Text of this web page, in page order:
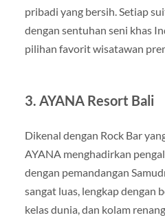
pribadi yang bersih. Setiap
dengan sentuhan seni khas
pilihan favorit wisatawan
3. AYANA Resort Bali
Dikenal dengan Rock Bar
AYANA menghadirkan
dengan pemandangan
sangat luas, lengkap dengan
kelas dunia, dan kolam